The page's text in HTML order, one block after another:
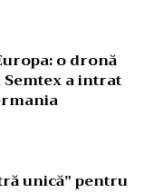
o dronă
a intrat
unică” pentru